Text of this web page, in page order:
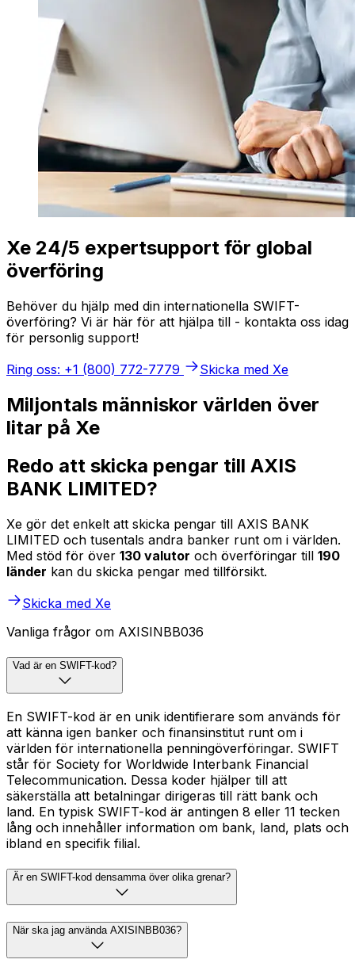
Xe 24/5 expertsupport för global
överföring
Behöver du hjälp med din internationella SWIFT-
överföring? Vi är här för att hjälpa till - kontakta oss idag
för personlig support!
Ring oss: +1 (800) 772-7779
Skicka med Xe
Miljontals människor världen över
litar på Xe
Redo att skicka pengar till AXIS
BANK LIMITED?
Xe gör det enkelt att skicka pengar till AXIS BANK
LIMITED och tusentals andra banker runt om i världen.
Med stöd för över 130 valutor och överföringar till 190
länder kan du skicka pengar med tillförsikt.
Skicka med Xe
Vanliga frågor om AXISINBB036
Vad är en SWIFT-kod?
En SWIFT-kod är en unik identifierare som används för
att känna igen banker och finansinstitut runt om i
världen för internationella penningöverföringar. SWIFT
står för Society for Worldwide Interbank Financial
Telecommunication. Dessa koder hjälper till att
säkerställa att betalningar dirigeras till rätt bank och
land. En typisk SWIFT-kod är antingen 8 eller 11 tecken
lång och innehåller information om bank, land, plats och
ibland en specifik filial.
Är en SWIFT-kod densamma över olika grenar?
När ska jag använda AXISINBB036?